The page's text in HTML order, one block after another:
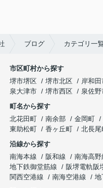
ブログ カテゴリ一
市区町村から探す
堺市堺区
堺市北区 岸和
泉大津市
堺市西区 泉佐野
町名から探す
北花田町
南余部 金岡町
東助松町
香ヶ丘町
北長尾
沿線から探す
南海本線
阪和線 南海高野
地下鉄御堂筋線
阪堺電軌阪
関西空港線
南海空港線
地